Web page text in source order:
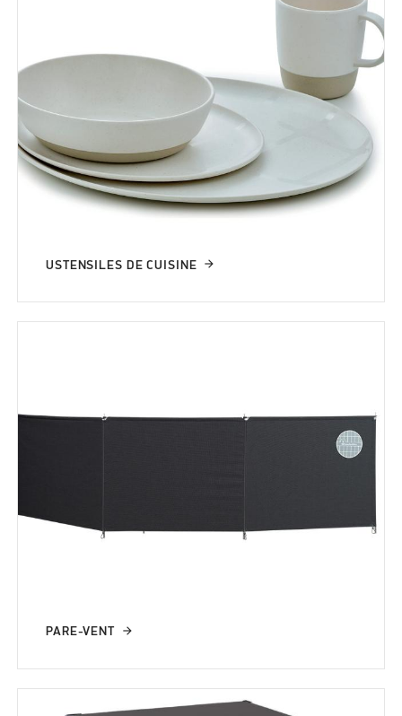
USTENSILES DE CUISINE
PARE-VENT